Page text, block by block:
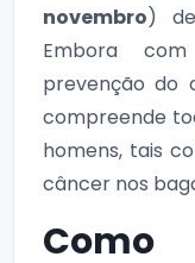
novembro)
Embora
prevenção do
compreende
homens, tais
câncer nos